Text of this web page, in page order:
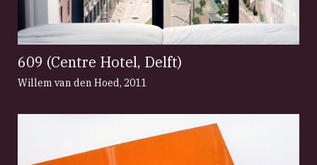
609 (Centre Hotel, Delft)
Willem van den Hoed, 2011